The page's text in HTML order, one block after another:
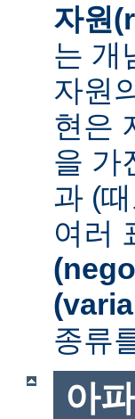
자원
는 개
자원
현은
을 가
과 (
여러
종류
아